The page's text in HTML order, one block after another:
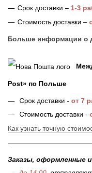
Срок доставки – 1-3
Стоимость доставки –
Больше информации о
Post» по Польше
Срок доставки - от 7
Стоимость доставки -
Как узнать точную
Заказы, оформленные